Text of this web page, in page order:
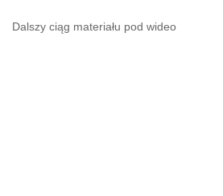
Dalszy ciąg materiału pod wideo